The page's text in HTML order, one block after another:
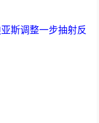
斯调整一步抽射反